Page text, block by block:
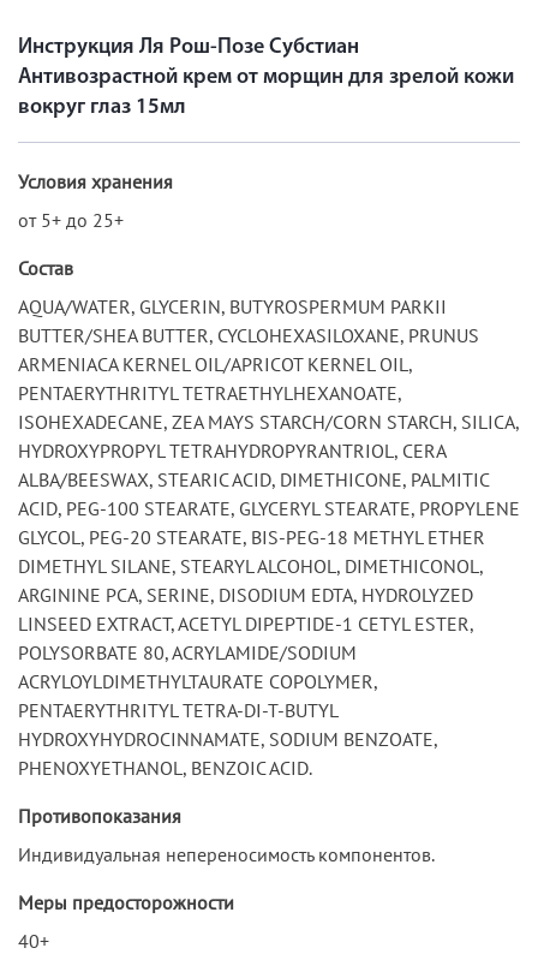
Инструкция Ля Рош-Позе Субстиан
Антивозрастной крем от морщин для зрелой кожи
вокруг глаз 15мл
Условия хранения
от 5+ до 25+
Состав
AQUA/WATER, GLYCERIN, BUTYROSPERMUM PARKII
BUTTER/SHEA BUTTER, CYCLOHEXASILOXANE, PRUNUS
ARMENIACA KERNEL OIL/APRICOT KERNEL OIL,
PENTAERYTHRITYL TETRAETHYLHEXANOATE,
ISOHEXADECANE, ZEA MAYS STARCH/CORN STARCH, SILICA,
HYDROXYPROPYL TETRAHYDROPYRANTRIOL, CERA
ALBA/BEESWAX, STEARIC ACID, DIMETHICONE, PALMITIC
ACID, PEG-100 STEARATE, GLYCERYL STEARATE, PROPYLENE
GLYCOL, PEG-20 STEARATE, BIS-PEG-18 METHYL ETHER
DIMETHYL SILANE, STEARYL ALCOHOL, DIMETHICONOL,
ARGININE PCA, SERINE, DISODIUM EDTA, HYDROLYZED
LINSEED EXTRACT, ACETYL DIPEPTIDE-1 CETYL ESTER,
POLYSORBATE 80, ACRYLAMIDE/SODIUM
ACRYLOYLDIMETHYLTAURATE COPOLYMER,
PENTAERYTHRITYL TETRA-DI-T-BUTYL
HYDROXYHYDROCINNAMATE, SODIUM BENZOATE,
PHENOXYETHANOL, BENZOIC ACID.
Противопоказания
Индивидуальная непереносимость компонентов.
Меры предосторожности
40+